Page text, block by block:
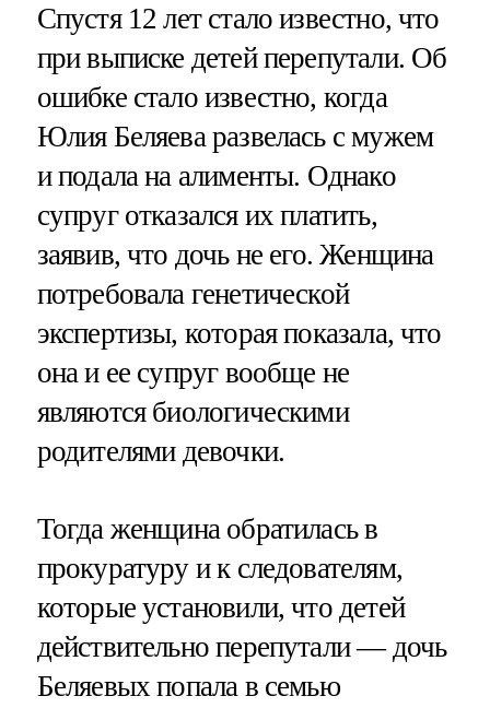
Спустя 12 лет стало известно, что
при выписке детей перепутали. Об
ошибке стало известно, когда
Юлия Беляева развелась с мужем
и подала на алименты. Однако
супруг отказался их платить,
заявив, что дочь не его. Женщина
потребовала генетической
экспертизы, которая показала, что
она и ее супруг вообще не
являются биологическими
родителями девочки.
Тогда женщина обратилась в
прокуратуру и к следователям,
которые установили, что детей
действительно перепутали — дочь
Беляевых попала в семью